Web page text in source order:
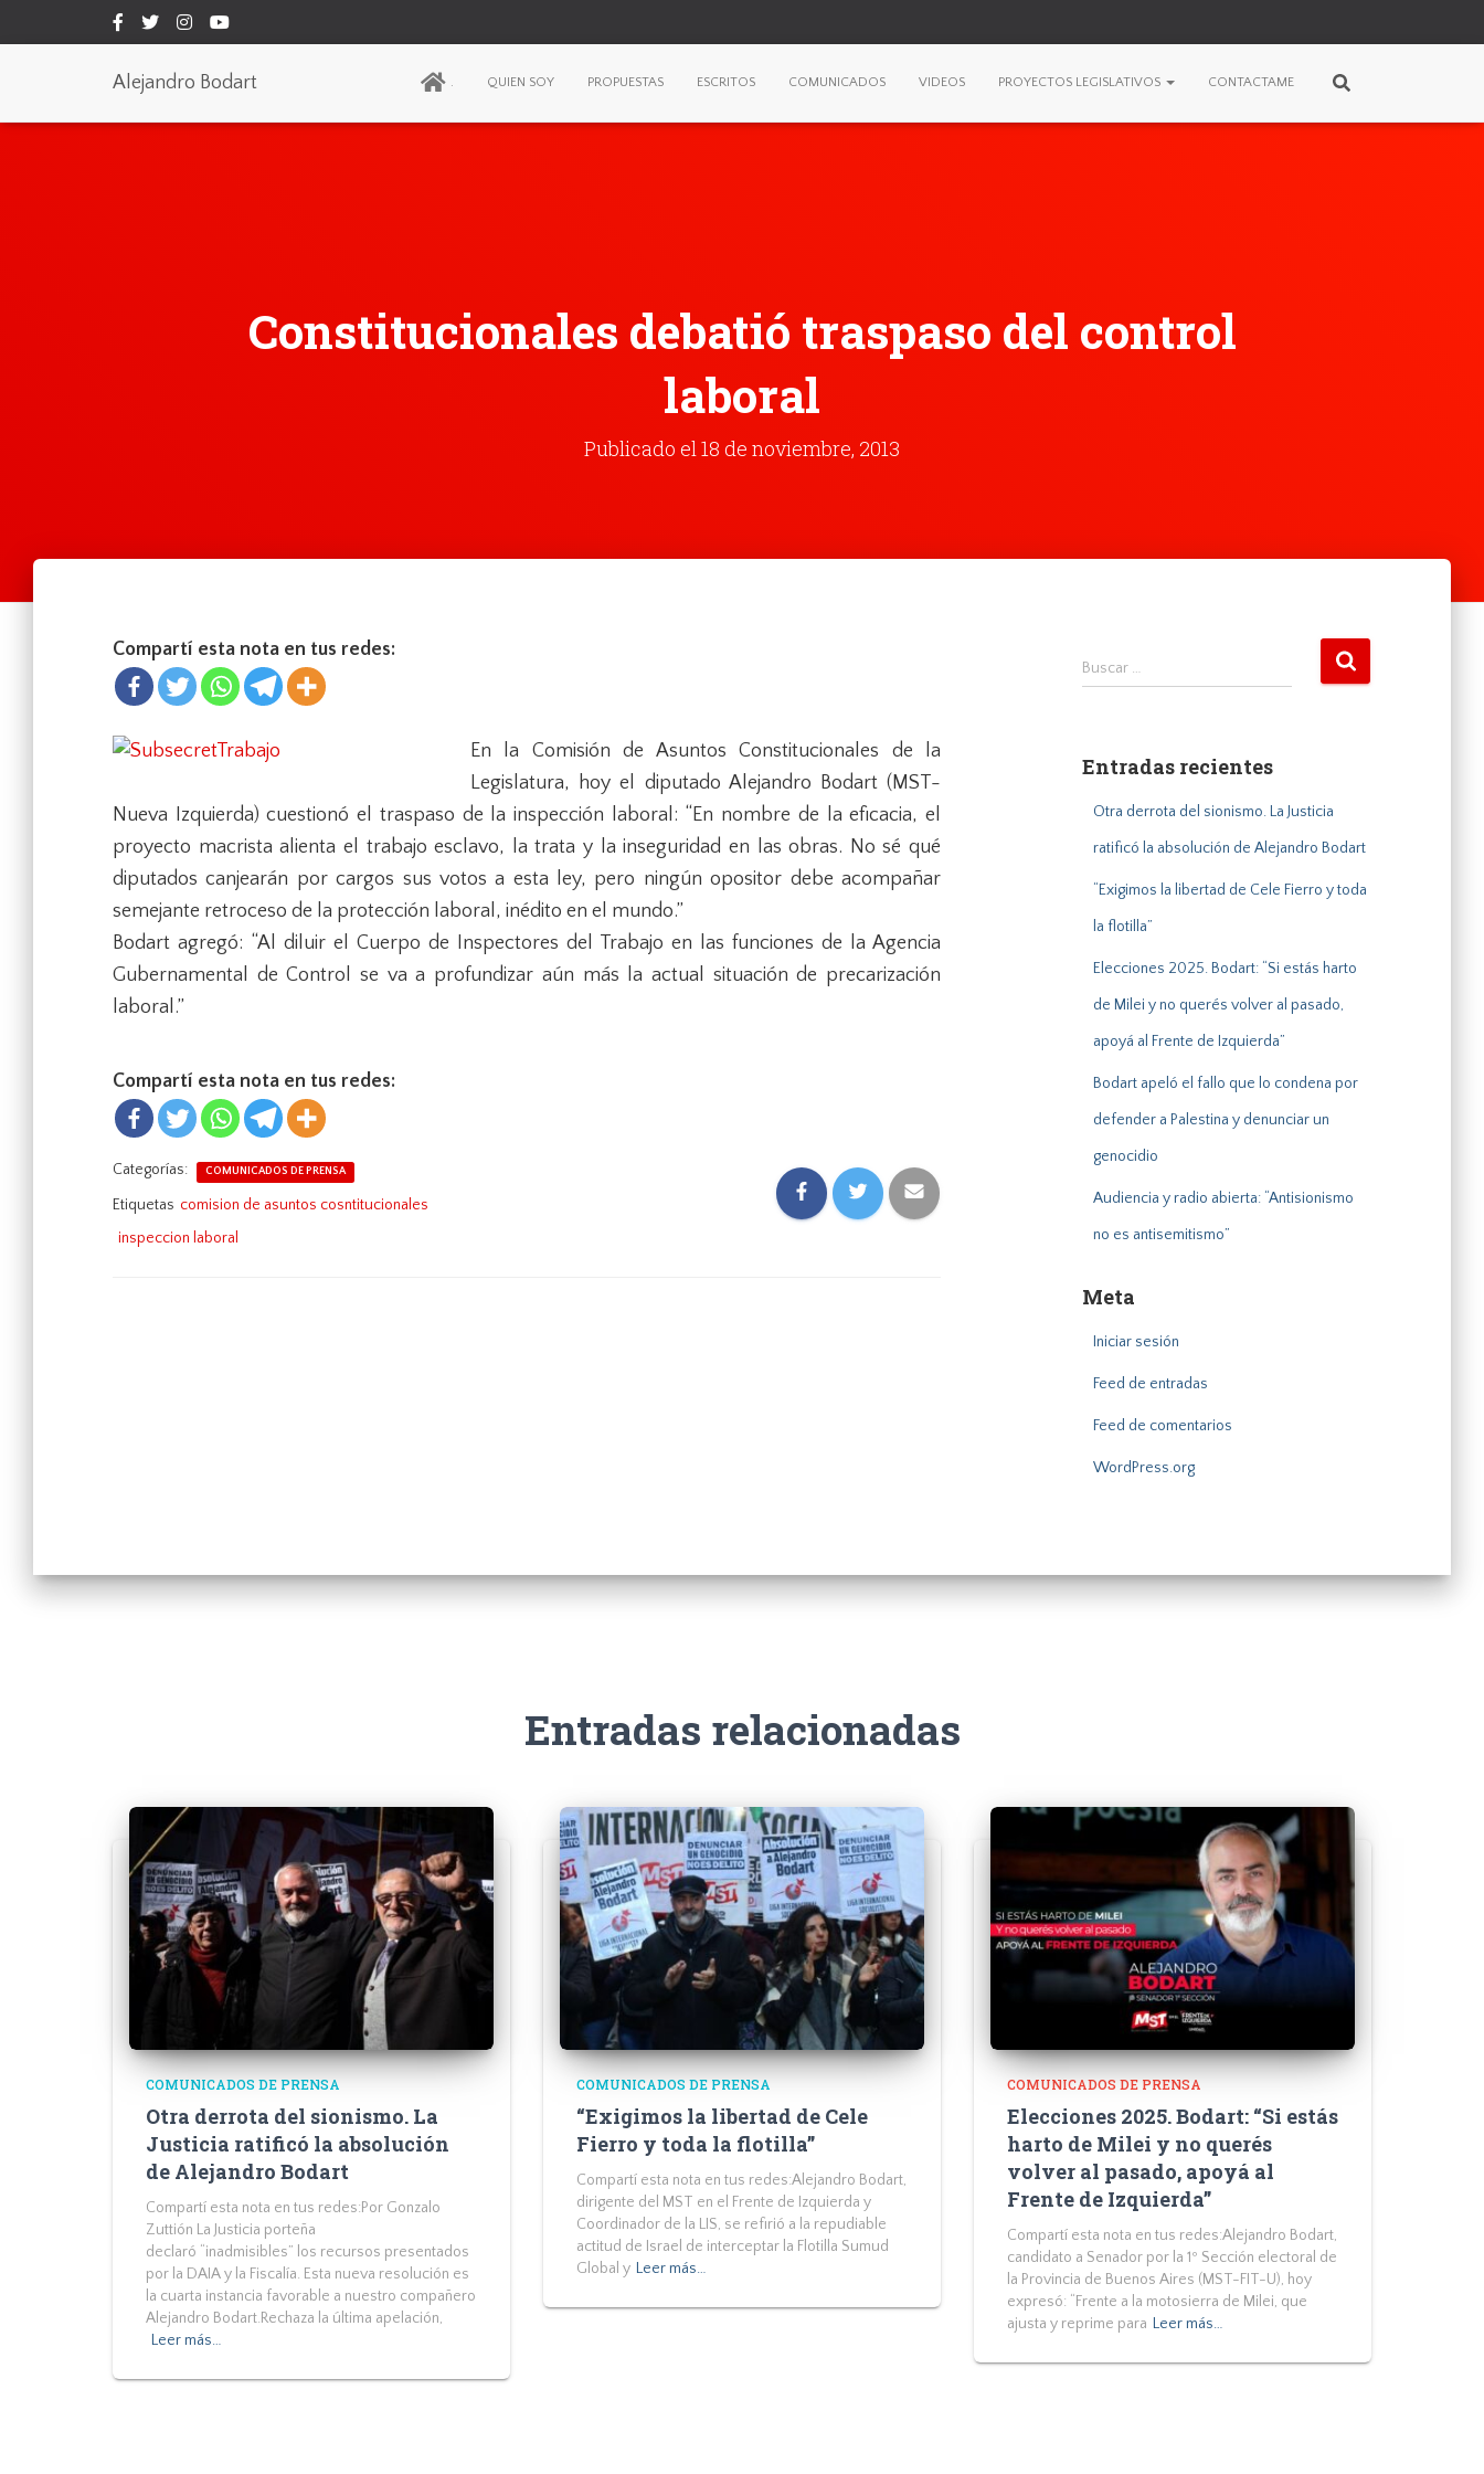
Alejandro Bodart . QUIEN SOY PROPUESTAS ESCRITOS COMUNICADOS VIDEOS PROYECTOS LEGISLATIVOS CONTACTAME
Constitucionales debatió traspaso del control
laboral
Publicado el18 de noviembre, 2013
Compartí esta nota en tus redes:
En la Comisión de Asuntos Constitucionales de la
Legislatura, hoy el diputado Alejandro Bodart (MST-
Nueva Izquierda) cuestionó el traspaso de la inspección laboral: “En nombre de la eficacia, el
proyecto macrista alienta el trabajo esclavo, la trata y la inseguridad en las obras. No sé qué
diputados canjearán por cargos sus votos a esta ley, pero ningún opositor debe acompañar
semejante retroceso de la protección laboral, inédito en el mundo.”
Bodart agregó: “Al diluir el Cuerpo de Inspectores del Trabajo en las funciones de la Agencia
Gubernamental de Control se va a profundizar aún más la actual situación de precarización
laboral.”
Compartí esta nota en tus redes:
Categorías: COMUNICADOS DE PRENSA
Etiquetas comision de asuntos cosntitucionales
inspeccion laboral
B
r
Buscar …
Entradas recientes
Otra derrota del sionismo. La Justicia
ratificó la absolución de Alejandro Bodart
“Exigimos la libertad de Cele Fierro y toda
la flotilla”
Elecciones 2025. Bodart: “Si estás harto
de Milei y no querés volver al pasado,
apoyá al Frente de Izquierda”
Bodart apeló el fallo que lo condena por
defender a Palestina y denunciar un
genocidio
Audiencia y radio abierta: “Antisionismo
no es antisemitismo”
Meta
Iniciar sesión
Feed de entradas
Feed de comentarios
WordPress.org
Entradas relacionadas
COMUNICADOS DE PRENSA
Otra derrota del sionismo. La
Justicia ratificó la absolución
de Alejandro Bodart
Compartí esta nota en tus redes:Por Gonzalo
Zuttión La Justicia porteña
declaró “inadmisibles” los recursos presentados
por la DAIA y la Fiscalía. Esta nueva resolución es
la cuarta instancia favorable a nuestro compañero
Alejandro Bodart.Rechaza la última apelación,
Leer más…
COMUNICADOS DE PRENSA
“Exigimos la libertad de Cele
Fierro y toda la flotilla”
Compartí esta nota en tus redes:Alejandro Bodart,
dirigente del MST en el Frente de Izquierda y
Coordinador de la LIS, se refirió a la repudiable
actitud de Israel de interceptar la Flotilla Sumud
Global y Leer más…
COMUNICADOS DE PRENSA
Elecciones 2025. Bodart: “Si estás
harto de Milei y no querés
volver al pasado, apoyá al
Frente de Izquierda”
Compartí esta nota en tus redes:Alejandro Bodart,
candidato a Senador por la 1º Sección electoral de
la Provincia de Buenos Aires (MST-FIT-U), hoy
expresó: “Frente a la motosierra de Milei, que
ajusta y reprime para Leer más…